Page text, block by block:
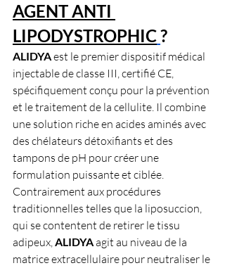
AGENT ANTI
LIPODYSTROPHIC?
ALIDYA est le premier dispositif médical
injectable de classe III, certifié CE,
spécifiquement conçu pour la prévention
et le traitement de la cellulite. Il combine
une solution riche en acides aminés avec
des chélateurs détoxifiants et des
tampons de pH pour créer une
formulation puissante et ciblée.
Contrairement aux procédures
traditionnelles telles que la liposuccion,
qui se contentent de retirer le tissu
adipeux, ALIDYA agit au niveau de la
matrice extracellulaire pour neutraliser le